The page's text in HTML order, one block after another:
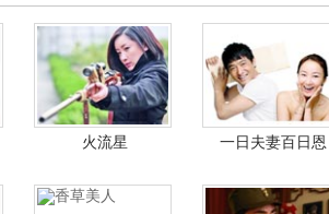
火流星 一日夫妻百日恩